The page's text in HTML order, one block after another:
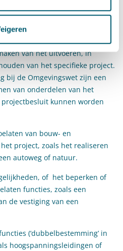
is beperkt tot het project
die met de regels van
Het projectbesluit betreft
van het uitvoeren, in
van het specifieke project.
bij de Omgevingswet zijn een
van onderdelen van het
kunnen worden
van bouw- en
project, zoals het realiseren
autoweg of natuur.
of het beperken of
functies, zoals een
de vestiging van een
(‘dubbelbestemming’ in
hoogspanningsleidingen of